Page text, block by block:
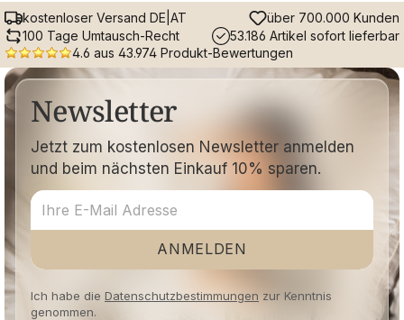
kostenloser Versand DE|AT
über 700.000 Kunden
100 Tage Umtausch-Recht
53.186 Artikel sofort lieferbar
4.6 aus 43.974 Produkt-Bewertungen
Newsletter
Jetzt zum kostenlosen Newsletter anmelden
und beim nächsten Einkauf 10% sparen.
ANMELDEN
Ich habe die Datenschutzbestimmungen zur Kenntnis
genommen.